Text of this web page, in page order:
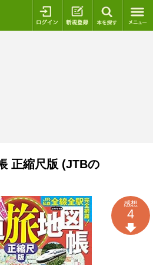
ログイン 新規登録
正縮尺版 (JTBの
感想
4